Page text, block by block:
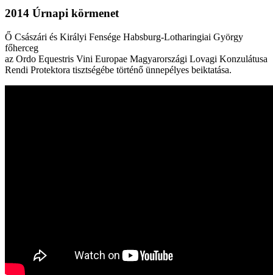
2014 Úrnapi körmenet
Ő Császári és Királyi Fensége Habsburg-Lotharingiai György
főherceg
az Ordo Equestris Vini Europae Magyarországi Lovagi Konzulátusa
Rendi Protektora tisztségébe történő ünnepélyes beiktatása.